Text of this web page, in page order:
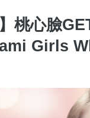
桃心臉
Girls